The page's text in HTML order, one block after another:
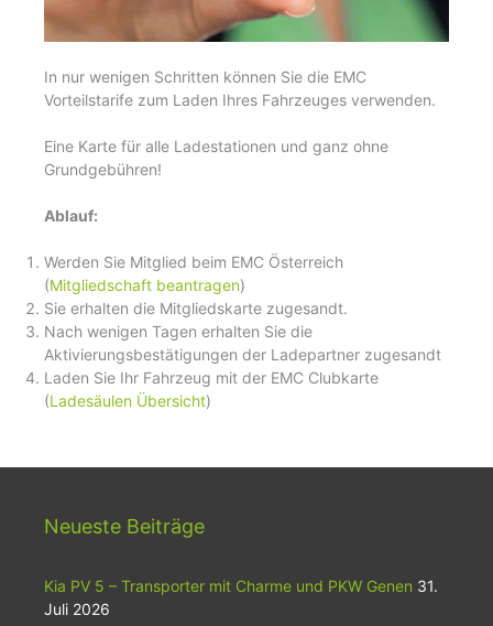
In nur wenigen Schritten können Sie die EMC
Vorteilstarife zum Laden Ihres Fahrzeuges verwenden.
Eine Karte für alle Ladestationen und ganz ohne
Grundgebühren!
Ablauf:
Werden Sie Mitglied beim EMC Österreich
(Mitgliedschaft beantragen)
Sie erhalten die Mitgliedskarte zugesandt.
Nach wenigen Tagen erhalten Sie die
Aktivierungsbestätigungen der Ladepartner zugesandt
Laden Sie Ihr Fahrzeug mit der EMC Clubkarte
(Ladesäulen Übersicht)
Neueste Beiträge
Kia PV 5 – Transporter mit Charme und PKW Genen 31.
Juli 2026